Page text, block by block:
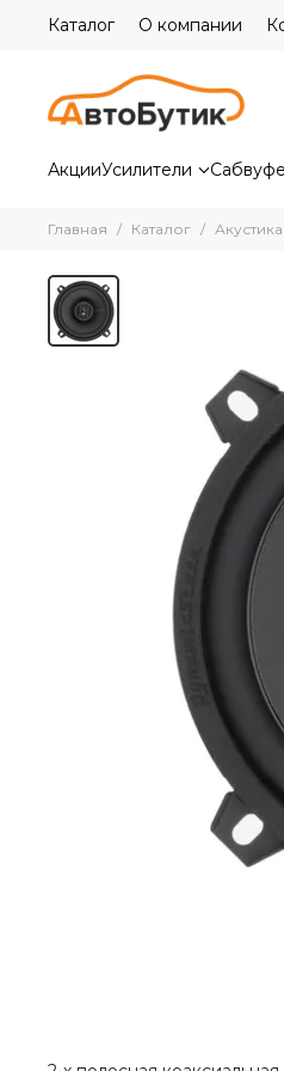
Каталог О компании
АкцииУсилители
Главная Каталог Акустика